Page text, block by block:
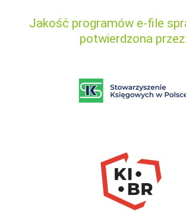
Jakość programów e-file
potwierdzona przez: